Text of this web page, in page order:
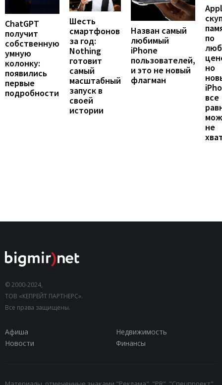
ChatGPT
получит
собственную
умную
колонку:
появились
первые
подробности
Шесть
смартфонов
за год:
Nothing
готовит
самый
масштабный
запуск в
своей
истории
Назван самый
любимый
iPhone
пользователей,
и это не новый
флагман
по
но
все
не
© 2000-2024,
ТОВ «КЕПРЕЙТ ПАРТНЕРС».
Все права защищены.
Афиша
Недвижимость
Новости
Финансы